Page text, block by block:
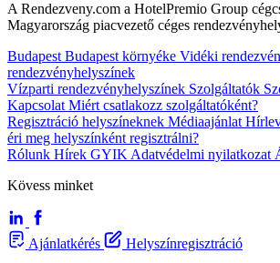
A Rendezveny.com a HotelPremio Group
Magyarország piacvezető céges
BudapestBudapest környéke Vidéki
rendezvényhelyszínek
Vízparti rendezvényhelyszínek Szolgáltatók
KapcsolatMiért csatlakozz szolgáltatóként?
Regisztráció helyszíneknek Médiaajánlat
éri meg helyszínként regisztrálni?
Rólunk Hírek GYIKAdatvédelmi nyilatkozat
Kövess minket
Ajánlatkérés
Helyszínregisztráció